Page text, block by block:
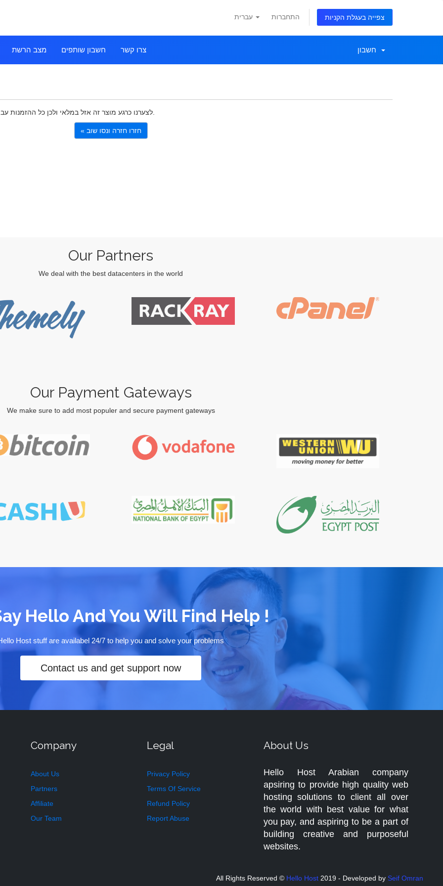
התחברות צפייה בעגלת הקניות
מצב הרשת חשבון שותפים צרו קשר
« חזרו חזרה ונסו שוב
Our Partners
We deal with the best datacenters in the world
Our Payment Gateways
We make sure to add most populer and secure payment gateways
Hello And You Will Find Help !
Host stuff are availabel 24/7 to help you and solve your problems
Contact us and get support now
Company
About Us
Partners
Affiliate
Our Team
Legal
Privacy Policy
Terms Of Service
Refund Policy
Report Abuse
About Us
Hello Host Arabian company
apsiring to provide high quality web
hosting solutions to client all over
the world with best value for what
you pay, and aspiring to be a part of
building creative and purposeful
websites.
All Rights Reserved © Hello Host 2019 - Developed by Seif Omran